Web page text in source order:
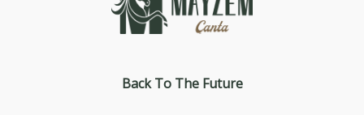
Back To The Future